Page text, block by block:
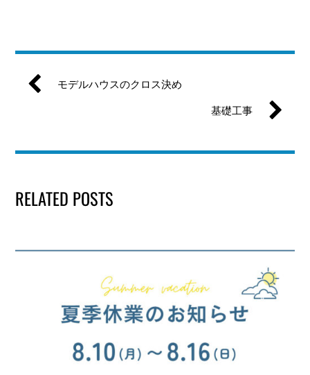
モデルハウスのクロス決め
基礎工事
RELATED POSTS